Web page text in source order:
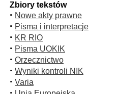
Zbiory tekstów
· Nowe akty prawne
· Pisma i interpretacje
· KR RIO
· Pisma UOKIK
· Orzecznictwo
· Wyniki kontroli NIK
· Varia